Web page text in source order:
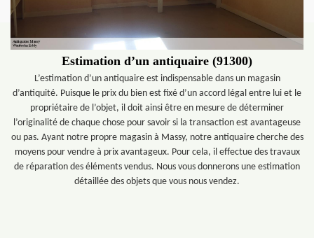
Estimation d’un antiquaire (91300)
L’estimation d’un antiquaire est indispensable dans un magasin
d’antiquité. Puisque le prix du bien est fixé d’un accord légal entre lui et le
propriétaire de l’objet, il doit ainsi être en mesure de déterminer
l’originalité de chaque chose pour savoir si la transaction est avantageuse
ou pas. Ayant notre propre magasin à Massy, notre antiquaire cherche des
moyens pour vendre à prix avantageux. Pour cela, il effectue des travaux
de réparation des éléments vendus. Nous vous donnerons une estimation
détaillée des objets que vous nous vendez.